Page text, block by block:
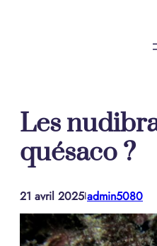
Les
quésaco ?
21 avril 2025Iadmin5080